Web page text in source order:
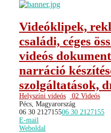
Videóklipek,
családi, céges
videós
narráció
szolgáltatások,
Helyszíni videós
02 Videós
Pécs, Magyarország
06 30 212715506 30 2127155
E-mail
Weboldal